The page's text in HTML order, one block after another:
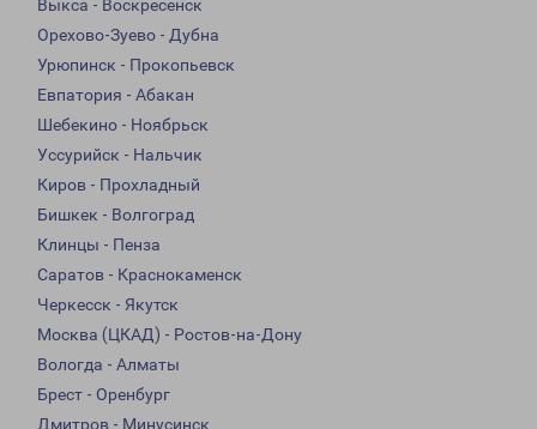
Выкса - Воскресенск
Орехово-Зуево - Дубна
Урюпинск - Прокопьевск
Евпатория - Абакан
Шебекино - Ноябрьск
Уссурийск - Нальчик
Киров - Прохладный
Бишкек - Волгоград
Клинцы - Пенза
Саратов - Краснокаменск
Черкесск - Якутск
Москва (ЦКАД) - Ростов-на-Дону
Вологда - Алматы
Брест - Оренбург
Дмитров - Минусинск